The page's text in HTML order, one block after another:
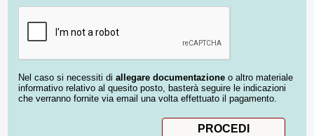
Nel caso si necessiti di allegare documentazione o altro materiale
informativo relativo al quesito posto, basterà seguire le indicazioni
che verranno fornite via email una volta effettuato il pagamento.